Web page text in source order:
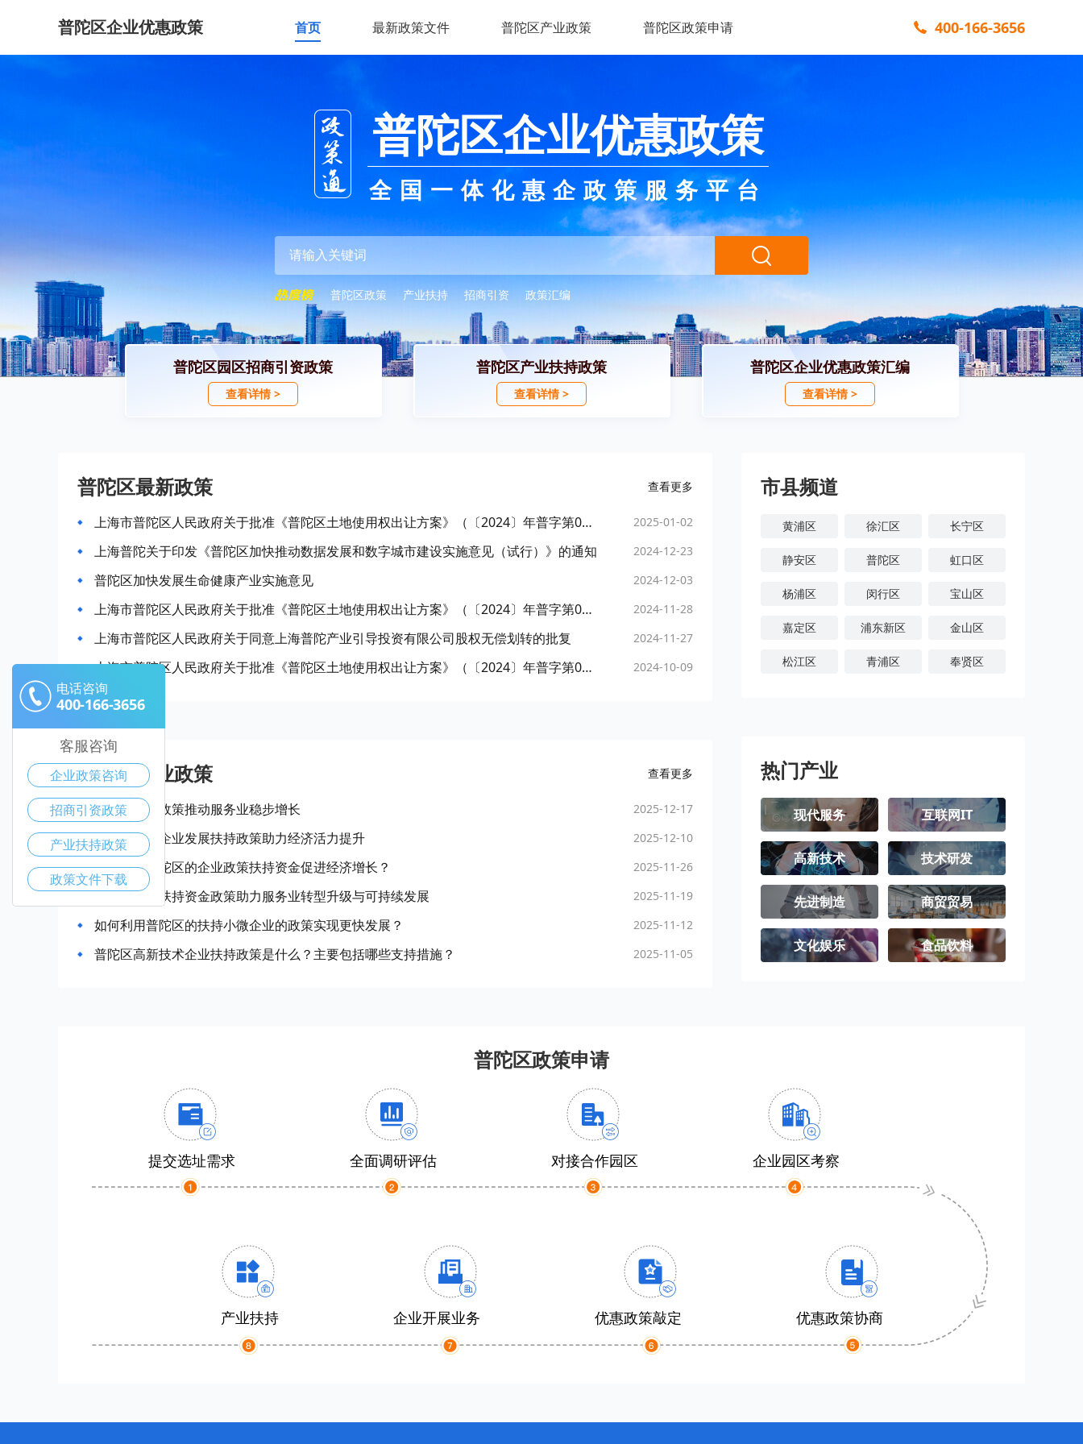
普陀区企业优惠政策 首页 最新政策文件 普陀区产业政策 普陀区政策申请 400-166-3656
普陀区企业优惠政策
全国一体化惠企政策服务平台
普陀区政策 产业扶持 招商引资 政策汇编
普陀区园区招商引资政策
查看详情 >
普陀区产业扶持政策
查看详情 >
普陀区企业优惠政策汇编
查看详情 >
普陀区最新政策 查看更多
上海市普陀区人民政府关于批准《普陀区土地使用权出让方案》（〔2024〕年普字第05号）实施的通知 2025-01-02
上海普陀关于印发《普陀区加快推动数据发展和数字城市建设实施意见（试行）》的通知 2024-12-23
普陀区加快发展生命健康产业实施意见 2024-12-03
上海市普陀区人民政府关于批准《普陀区土地使用权出让方案》（〔2024〕年普字第04号）实施的通知 2024-11-28
上海市普陀区人民政府关于同意上海普陀产业引导投资有限公司股权无偿划转的批复 2024-11-27
上海市普陀区人民政府关于批准《普陀区土地使用权出让方案》（〔2024〕年普字第02号）实施的通知 2024-10-09
普陀区产业政策 查看更多
普陀区惠企政策推动服务业稳步增长 2025-12-17
普陀区中小企业发展扶持政策助力经济活力提升 2025-12-10
如何通过普陀区的企业政策扶持资金促进经济增长？ 2025-11-26
普陀区企业扶持资金政策助力服务业转型升级与可持续发展 2025-11-19
如何利用普陀区的扶持小微企业的政策实现更快发展？ 2025-11-12
普陀区高新技术企业扶持政策是什么？主要包括哪些支持措施？ 2025-11-05
市县频道
黄浦区 徐汇区 长宁区
静安区 普陀区 虹口区
杨浦区 闵行区 宝山区
嘉定区 浦东新区 金山区
松江区 青浦区 奉贤区
热门产业
现代服务 互联网IT
高新技术 技术研发
先进制造 商贸贸易
文化娱乐 食品饮料
普陀区政策申请
提交选址需求 全面调研评估 对接合作园区 企业园区考察
产业扶持 企业开展业务 优惠政策敲定 优惠政策协商
电话咨询
400-166-3656
客服咨询
企业政策咨询
招商引资政策
产业扶持政策
政策文件下载